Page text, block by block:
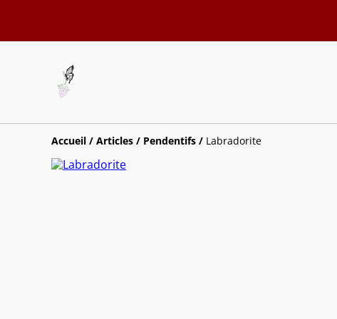
Accueil / Articles / Pendentifs / Labradorite